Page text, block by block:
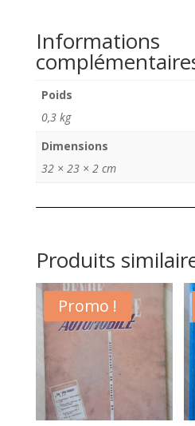
91
RENAULT
FREGATE
Informations
Poids
0,3 kg
Dimensions
32 × 23 × 2 cm
Produits
Promo !